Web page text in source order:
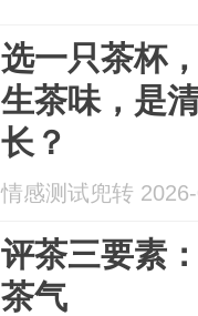
选一只茶杯
生茶味，是
长？
情感测试兜转
评茶三要素
茶气